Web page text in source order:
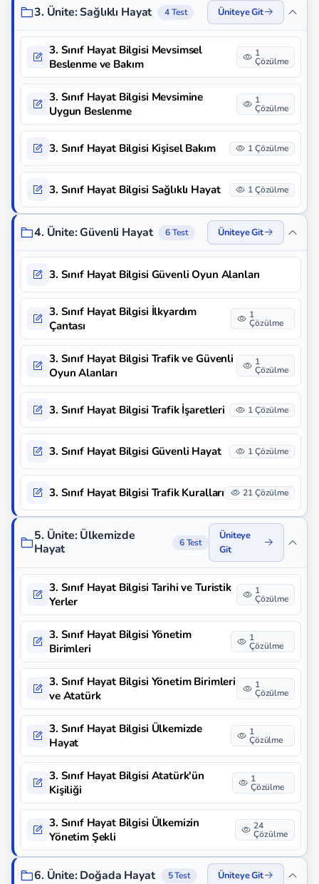
3. Ünite: Sağlıklı Hayat 4 Test Üniteye Git
3. Sınıf Hayat Bilgisi Mevsimsel
Beslenme ve Bakım
1
Çözülme
3. Sınıf Hayat Bilgisi Mevsimine
Uygun Beslenme
1
Çözülme
3. Sınıf Hayat Bilgisi Kişisel Bakım 1 Çözülme
3. Sınıf Hayat Bilgisi Sağlıklı Hayat 1 Çözülme
4. Ünite: Güvenli Hayat 6 Test Üniteye Git
3. Sınıf Hayat Bilgisi Güvenli Oyun Alanları
3. Sınıf Hayat Bilgisi İlkyardım
Çantası
1
Çözülme
3. Sınıf Hayat Bilgisi Trafik ve Güvenli
Oyun Alanları
1
Çözülme
3. Sınıf Hayat Bilgisi Trafik İşaretleri 1 Çözülme
3. Sınıf Hayat Bilgisi Güvenli Hayat 1 Çözülme
3. Sınıf Hayat Bilgisi Trafik Kuralları 21 Çözülme
5. Ünite: Ülkemizde
Hayat
6 Test
Üniteye
Git
3. Sınıf Hayat Bilgisi Tarihi ve Turistik
Yerler
1
Çözülme
3. Sınıf Hayat Bilgisi Yönetim
Birimleri
1
Çözülme
3. Sınıf Hayat Bilgisi Yönetim Birimleri
ve Atatürk
1
Çözülme
3. Sınıf Hayat Bilgisi Ülkemizde
Hayat
1
Çözülme
3. Sınıf Hayat Bilgisi Atatürk'ün
Kişiliği
1
Çözülme
3. Sınıf Hayat Bilgisi Ülkemizin
Yönetim Şekli
24
Çözülme
6. Ünite: Doğada Hayat 5 Test Üniteye Git